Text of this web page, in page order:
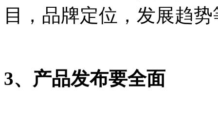
目，品牌定位，发展趋
3、产品发布要全面